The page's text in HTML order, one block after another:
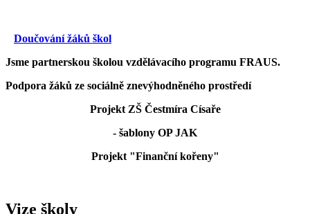
Doučování žáků škol
Jsme partnerskou školou vzdělávacího programu FRAUS.
Podpora žáků ze sociálně znevýhodněného prostředí
Projekt ZŠ Čestmíra Císaře
- šablony OP JAK
Projekt "Finanční kořeny"
Vize školy